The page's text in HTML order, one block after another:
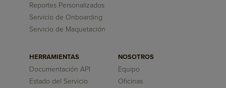
Reportes Personalizados
Servicio de Onboarding
Servicio de Maquetación
HERRAMIENTAS
Documentación API
Estado del Servicio
NOSOTROS
Equipo
Oficinas